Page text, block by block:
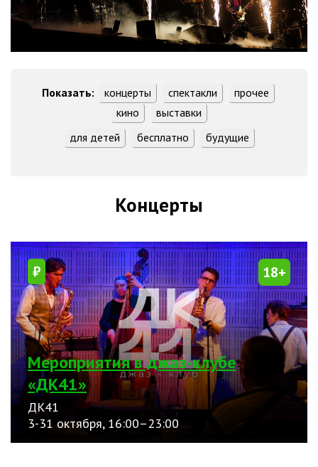
Показать:
Концерты
Мероприятия в джаз-клубе
«ДК41»
ДК41
3-31 октября, 16:00–23:00
₽ 18+